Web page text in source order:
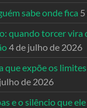
sabe onde fica
quando torcer vira
4 de julho de 2026
que expõe os
de 2026
e o silêncio que